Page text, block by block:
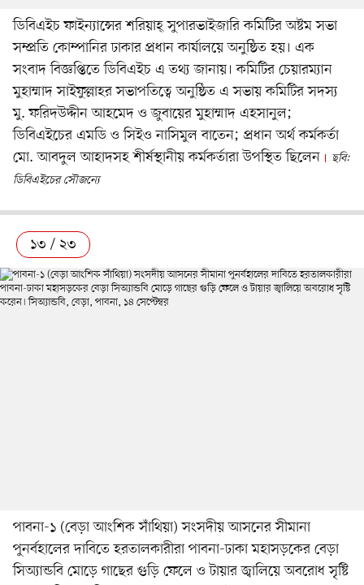
ডিবিএইচ ফাইন্যান্সের শরিয়াহ্ সুপারভাইজারি কমিটির অষ্টম সভা
সম্প্রতি কোম্পানির ঢাকার প্রধান কার্যালয়ে অনুষ্ঠিত হয়। এক
সংবাদ বিজ্ঞপ্তিতে ডিবিএইচ এ তথ্য জানায়। কমিটির চেয়ারম্যান
মুহাম্মাদ সাইফুল্লাহর সভাপতিত্বে অনুষ্ঠিত এ সভায় কমিটির সদস্য
মু. ফরিদউদ্দীন আহমেদ ও জুবায়ের মুহাম্মাদ এহসানুল;
ডিবিএইচের এমডি ও সিইও নাসিমুল বাতেন; প্রধান অর্থ কর্মকর্তা
মো. আবদুল আহাদসহ শীর্ষস্থানীয় কর্মকর্তারা উপস্থিত ছিলেন
ছবি:
ডিবিএইচের সৌজন্যে
১৩ / ২৩
পাবনা-১ (বেড়া আংশিক সাঁথিয়া) সংসদীয় আসনের সীমানা
পুনর্বহালের দাবিতে হরতালকারীরা পাবনা-ঢাকা মহাসড়কের বেড়া
সিঅ্যান্ডবি মোড়ে গাছের গুড়ি ফেলে ও টায়ার জ্বালিয়ে অবরোধ সৃষ্টি